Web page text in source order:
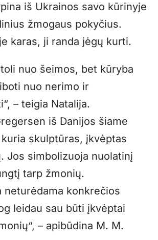
iš Ukrainos savo kūrinyje
žmogaus pokyčius.
karas, ji randa jėgų kurti.
nuo šeimos, bet kūryba
nuo nerimo ir
– teigia Natalija.
iš Danijos šiame
skulptūras, įkvėptas
Jos simbolizuoja nuolatinį
tarp žmonių.
neturėdama konkrečios
leidau sau būti įkvėptai
– apibūdina M. M.